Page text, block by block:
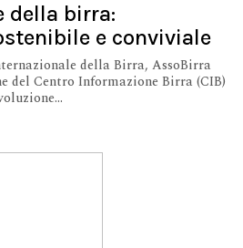
della birra:
e conviviale
della Birra, AssoBirra
del Centro Informazione Birra (CIB)